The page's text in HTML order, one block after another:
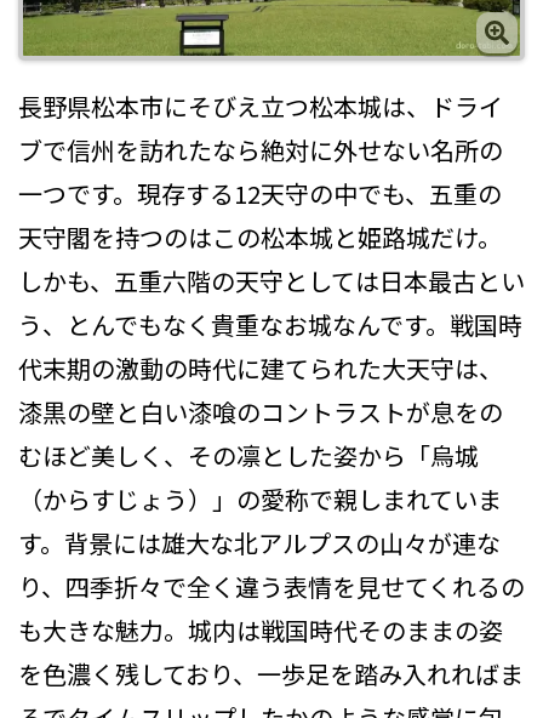
長野県松本市にそびえ立つ松本城は、ドライ
ブで信州を訪れたなら絶対に外せない名所の
一つです。現存する12天守の中でも、五重の
天守閣を持つのはこの松本城と姫路城だけ。
しかも、五重六階の天守としては日本最古とい
う、とんでもなく貴重なお城なんです。戦国時
代末期の激動の時代に建てられた大天守は、
漆黒の壁と白い漆喰のコントラストが息をの
むほど美しく、その凛とした姿から「烏城
（からすじょう）」の愛称で親しまれていま
す。背景には雄大な北アルプスの山々が連な
り、四季折々で全く違う表情を見せてくれるの
も大きな魅力。城内は戦国時代そのままの姿
を色濃く残しており、一歩足を踏み入れればま